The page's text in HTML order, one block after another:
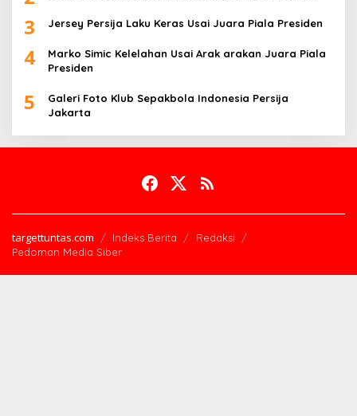
3 Jersey Persija Laku Keras Usai Juara Piala Presiden
4
Marko Simic Kelelahan Usai Arak arakan Juara Piala
Presiden
5
Galeri Foto Klub Sepakbola Indonesia Persija
Jakarta
targettuntas.com Indeks Berita
Redaksi
Pedoman Media Siber